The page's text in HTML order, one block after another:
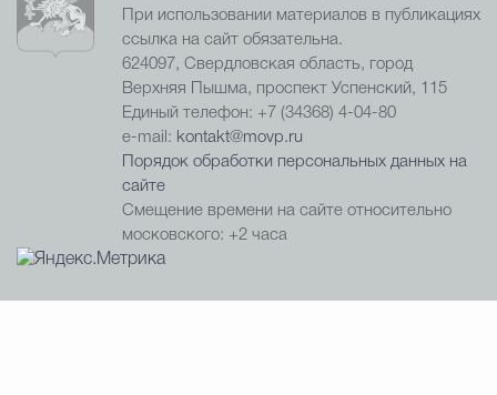
При использовании материалов в публикациях
ссылка на сайт обязательна.
624097, Свердловская область, город
Верхняя Пышма, проспект Успенский, 115
Единый телефон: +7 (34368) 4-04-80
e-mail: kontakt@movp.ru
Порядок обработки персональных данных на
сайте
Смещение времени на сайте относительно
московского: +2 часа